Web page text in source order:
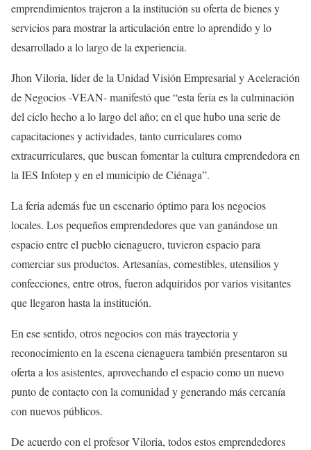
emprendimientos trajeron a la institución su oferta de bienes y
servicios para mostrar la articulación entre lo aprendido y lo
desarrollado a lo largo de la experiencia.
Jhon Viloria, líder de la Unidad Visión Empresarial y Aceleración
de Negocios -VEAN- manifestó que “esta feria es la culminación
del ciclo hecho a lo largo del año; en el que hubo una serie de
capacitaciones y actividades, tanto curriculares como
extracurriculares, que buscan fomentar la cultura emprendedora en
la IES Infotep y en el municipio de Ciénaga”.
La feria además fue un escenario óptimo para los negocios
locales. Los pequeños emprendedores que van ganándose un
espacio entre el pueblo cienaguero, tuvieron espacio para
comerciar sus productos. Artesanías, comestibles, utensilios y
confecciones, entre otros, fueron adquiridos por varios visitantes
que llegaron hasta la institución.
En ese sentido, otros negocios con más trayectoria y
reconocimiento en la escena cienaguera también presentaron su
oferta a los asistentes, aprovechando el espacio como un nuevo
punto de contacto con la comunidad y generando más cercanía
con nuevos públicos.
De acuerdo con el profesor Viloria, todos estos emprendedores